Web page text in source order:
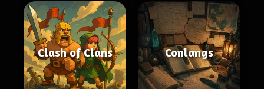
Clash of Clans Conlangs